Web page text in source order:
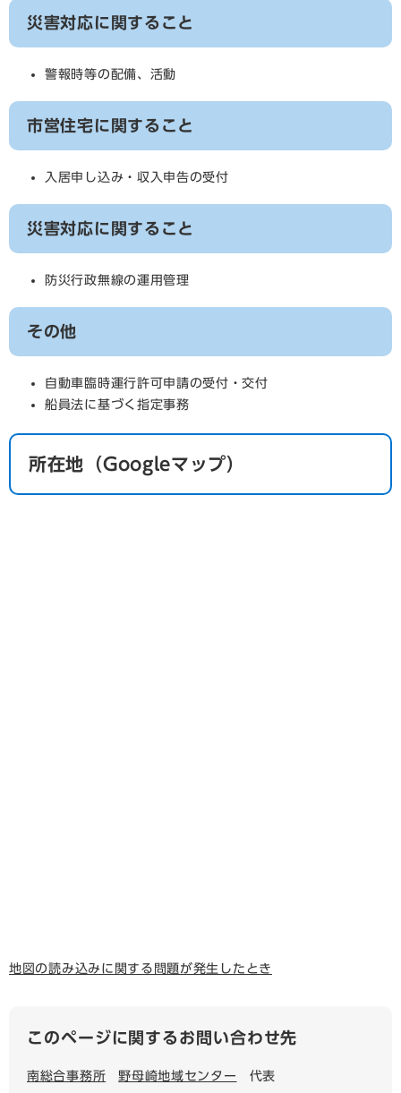
災害対応に関すること
警報時等の配備、活動
市営住宅に関すること
入居申し込み・収入申告の受付
災害対応に関すること
防災行政無線の運用管理
その他
自動車臨時運行許可申請の受付・交付
船員法に基づく指定事務
所在地（Googleマップ）
地図の読み込みに関する問題が発生したとき
このページに関するお問い合わせ先
南総合事務所 野母崎地域センター 代表